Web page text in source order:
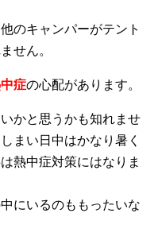
のキャンパーがテント
せん。
症の心配があります。
かと思うかも知れませ
しまい日中はかなり暑く
熱中症対策にはなりま
にいるのももったいな